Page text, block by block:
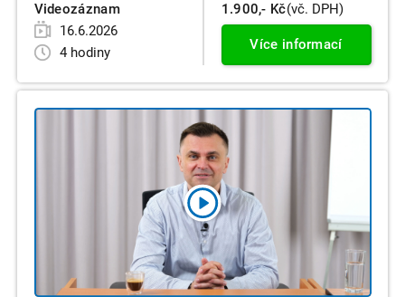
Videozáznam
16.6.2026
4 hodiny
1.900,- Kč(vč. DPH)
Více informací